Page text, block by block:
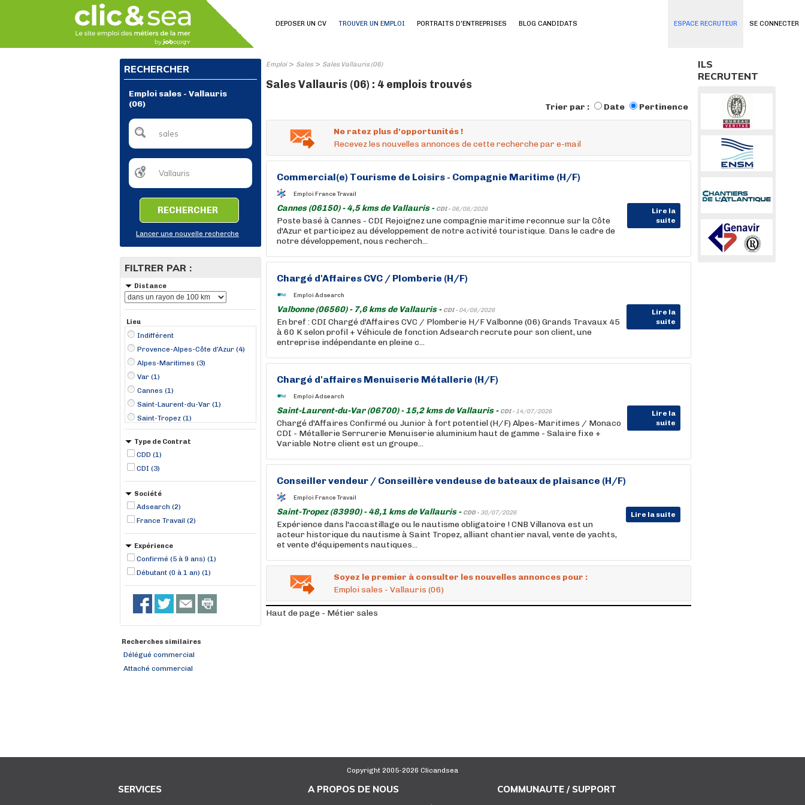
SE CONNECTER
DEPOSER UN CV TROUVER UN EMPLOI PORTRAITS D'ENTREPRISES BLOG CANDIDATS ESPACE RECRUTEUR
RECHERCHER
Emploi sales - Vallauris
(06)
RECHERCHER
Lancer une nouvelle recherche
FILTRER PAR :
Distance
Lieu
Indifférent
Provence-Alpes-Côte d'Azur (4)
Alpes-Maritimes (3)
Var (1)
Cannes (1)
Saint-Laurent-du-Var (1)
Saint-Tropez (1)
Valbonne (1)
Type de Contrat
CDD (1)
CDI (3)
Société
Adsearch (2)
France Travail (2)
Expérience
Confirmé (5 à 9 ans) (1)
Débutant (0 à 1 an) (1)
Recherches similaires
Délégué commercial
Attaché commercial
Emploi> Sales> Sales Vallauris (06)
Sales Vallauris (06) : 4 emplois trouvés
Trier par : Date Pertinence
Ne ratez plus d'opportunités !
Recevez les nouvelles annonces de cette recherche par e-mail
Commercial(e) Tourisme de Loisirs - Compagnie Maritime (H/F)
Emploi France Travail
Cannes (06150) - 4,5 kms de Vallauris - CDI - 06/08/2026
Lire la
suite
Poste basé à Cannes - CDI Rejoignez une compagnie maritime reconnue sur la Côte
d'Azur et participez au développement de notre activité touristique. Dans le cadre de
notre développement, nous recherch...
Chargé d'Affaires CVC / Plomberie (H/F)
Emploi Adsearch
Valbonne (06560) - 7,6 kms de Vallauris - CDI - 04/08/2026
Lire la
suite
En bref : CDI Chargé d'Affaires CVC / Plomberie H/F Valbonne (06) Grands Travaux 45
à 60 K selon profil + Véhicule de fonction Adsearch recrute pour son client, une
entreprise indépendante en pleine c...
Chargé d'affaires Menuiserie Métallerie (H/F)
Emploi Adsearch
Saint-Laurent-du-Var (06700) - 15,2 kms de Vallauris - CDI - 14/07/2026
Lire la
suite
Chargé d'Affaires Confirmé ou Junior à fort potentiel (H/F) Alpes-Maritimes / Monaco
CDI - Métallerie Serrurerie Menuiserie aluminium haut de gamme - Salaire fixe +
Variable Notre client est un groupe...
Conseiller vendeur / Conseillère vendeuse de bateaux de plaisance (H/F)
Emploi France Travail
Saint-Tropez (83990) - 48,1 kms de Vallauris - CDD - 30/07/2026 Lire la suite
Expérience dans l'accastillage ou le nautisme obligatoire ! CNB Villanova est un
acteur historique du nautisme à Saint Tropez, alliant chantier naval, vente de yachts,
et vente d'équipements nautiques...
Soyez le premier à consulter les nouvelles annonces pour :
Emploi sales - Vallauris (06)
Haut de page - Métier sales
ILS
RECRUTENT
Copyright 2005-2026 Clicandsea
SERVICES A PROPOS DE NOUS COMMUNAUTE / SUPPORT